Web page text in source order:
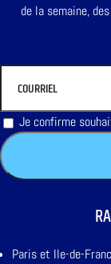
de la semaine,
Je confirme
Paris et Ile-de-